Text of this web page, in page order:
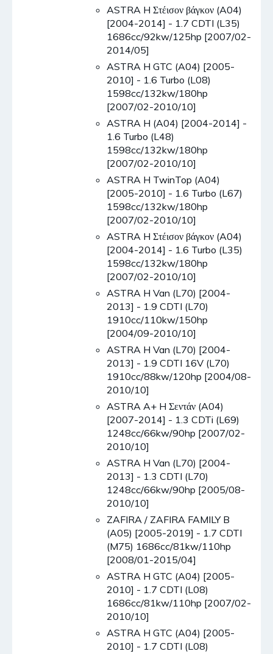
ASTRA H Στέισον βάγκον (A04)
[2004-2014] - 1.7 CDTI (L35)
1686cc/92kw/125hp [2007/02-
2014/05]
ASTRA H GTC (A04) [2005-
2010] - 1.6 Turbo (L08)
1598cc/132kw/180hp
[2007/02-2010/10]
ASTRA H (A04) [2004-2014] -
1.6 Turbo (L48)
1598cc/132kw/180hp
[2007/02-2010/10]
ASTRA H TwinTop (A04)
[2005-2010] - 1.6 Turbo (L67)
1598cc/132kw/180hp
[2007/02-2010/10]
ASTRA H Στέισον βάγκον (A04)
[2004-2014] - 1.6 Turbo (L35)
1598cc/132kw/180hp
[2007/02-2010/10]
ASTRA H Van (L70) [2004-
2013] - 1.9 CDTI (L70)
1910cc/110kw/150hp
[2004/09-2010/10]
ASTRA H Van (L70) [2004-
2013] - 1.9 CDTI 16V (L70)
1910cc/88kw/120hp [2004/08-
2010/10]
ASTRA A+ H Σεντάν (A04)
[2007-2014] - 1.3 CDTi (L69)
1248cc/66kw/90hp [2007/02-
2010/10]
ASTRA H Van (L70) [2004-
2013] - 1.3 CDTI (L70)
1248cc/66kw/90hp [2005/08-
2010/10]
ZAFIRA / ZAFIRA FAMILY B
(A05) [2005-2019] - 1.7 CDTI
(M75) 1686cc/81kw/110hp
[2008/01-2015/04]
ASTRA H GTC (A04) [2005-
2010] - 1.7 CDTI (L08)
1686cc/81kw/110hp [2007/02-
2010/10]
ASTRA H GTC (A04) [2005-
2010] - 1.7 CDTI (L08)